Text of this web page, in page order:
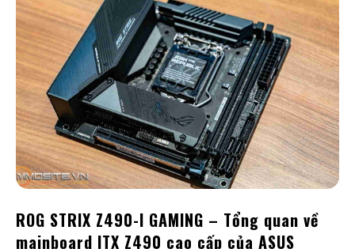
ROG STRIX Z490-I GAMING – Tổng quan về
mainboard ITX Z490 cao cấp của ASUS